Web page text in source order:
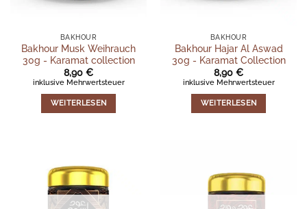
BAKHOUR
Bakhour Musk Weihrauch
30g - Karamat collection
8,90 €
inklusive Mehrwertsteuer
WEITERLESEN
BAKHOUR
Bakhour Hajar Al Aswad
30g - Karamat Collection
8,90 €
inklusive Mehrwertsteuer
WEITERLESEN